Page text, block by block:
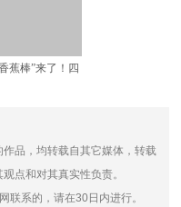
蕉棒”来了！四
作品，均转载自其它媒体，转载
点和对其真实性负责。
联系的，请在30日内进行。